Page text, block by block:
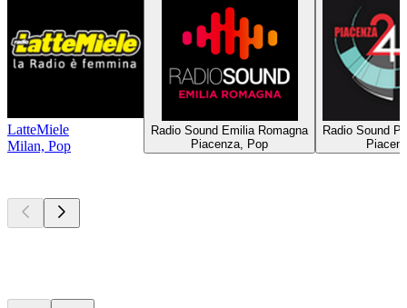
LatteMiele
Milan, Pop
Radio Sound Emilia Romagna
Piacenza, Pop
Radio Sound